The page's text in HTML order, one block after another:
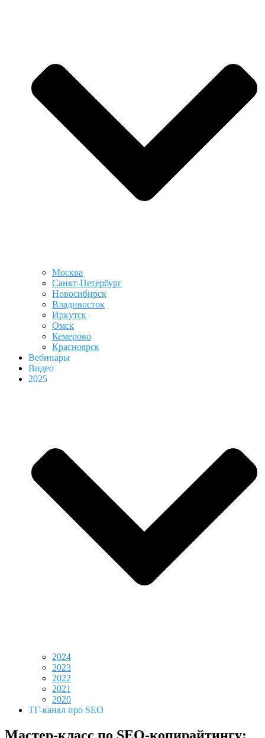
Москва
Санкт-Петербург
Новосибирск
Владивосток
Иркутск
Омск
Кемерово
Красноярск
Вебинары
Видео
2025
2024
2023
2022
2021
2020
ТГ-канал про SEO